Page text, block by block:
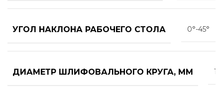
УГОЛ НАКЛОНА РАБОЧЕГО СТОЛА 0°-45°
ДИАМЕТР ШЛИФОВАЛЬНОГО КРУГА, ММ